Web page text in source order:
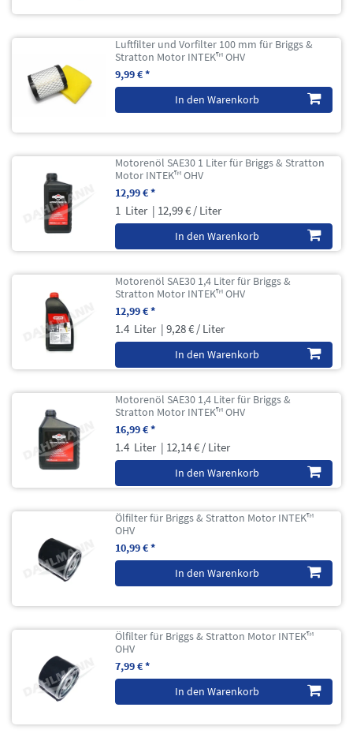
Luftfilter und Vorfilter 100 mm für Briggs &
Stratton Motor INTEK™ OHV
9,99 € *
In den Warenkorb
Motorenöl SAE30 1 Liter für Briggs & Stratton
Motor INTEK™ OHV
12,99 € *
1 Liter | 12,99 € / Liter
In den Warenkorb
Motorenöl SAE30 1,4 Liter für Briggs &
Stratton Motor INTEK™ OHV
12,99 € *
1.4 Liter | 9,28 € / Liter
In den Warenkorb
Motorenöl SAE30 1,4 Liter für Briggs &
Stratton Motor INTEK™ OHV
16,99 € *
1.4 Liter | 12,14 € / Liter
In den Warenkorb
Ölfilter für Briggs & Stratton Motor INTEK™
OHV
10,99 € *
In den Warenkorb
Ölfilter für Briggs & Stratton Motor INTEK™
OHV
7,99 € *
In den Warenkorb